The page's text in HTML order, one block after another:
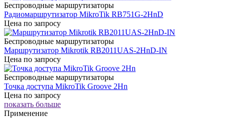
Беспроводные маршрутизаторы
Радиомаршрутизатор MikroTik RB751G-2HnD
Цена по запросу
Беспроводные маршрутизаторы
Маршрутизатор Mikrotik RB2011UAS-2HnD-IN
Цена по запросу
Беспроводные маршрутизаторы
Точка доступа MikroTik Groove 2Hn
Цена по запросу
показать больше
Применение